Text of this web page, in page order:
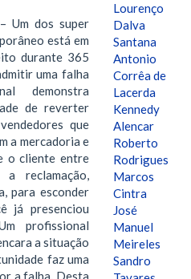
Um dos super
está em
durante 365
uma falha
demonstra
de reverter
que
a mercadoria e
o cliente entre
reclamação,
para esconder
já presenciou
profissional
a situação
faz uma
a falha. Desta
Lourenço
Dalva
Santana
Antonio
Corrêa de
Lacerda
Kennedy
Alencar
Roberto
Rodrigues
Marcos
Cintra
José
Manuel
Meireles
Sandro